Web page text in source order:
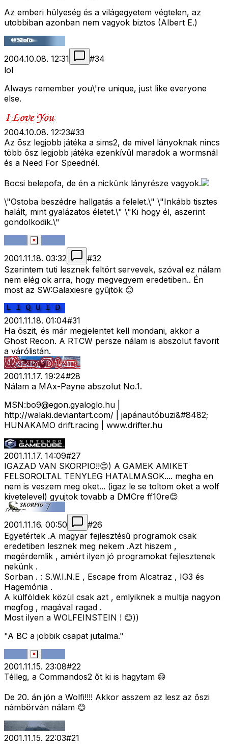
Az emberi hülyeség és a világegyetem végtelen, az
utobbiban azonban nem vagyok biztos (Albert E.)
2004.10.08. 12:31 #34
lol
Always remember you\'re unique, just like everyone
else.
2004.10.08. 12:23#33
Az õsz legjobb játéka a sims2, de mivel lányoknak nincs
több õsz legjobb játéka ezenkívûl maradok a wormsnál
és a Need For Speednél.
Bocsi belepofa, de én a nickünk lányrésze vagyok.
\"Ostoba beszédre hallgatás a felelet.\" \"Inkább tisztes
halált, mint gyalázatos életet.\" \"Ki hogy él, aszerint
gondolkodik.\"
2001.11.18. 03:32 #32
Szerintem tuti lesznek feltört servevek, szóval ez nálam
nem elég ok arra, hogy megvegyem eredetiben.. Én
most az SW:Galaxiesre gyűjtök 😊
2001.11.18. 01:04#31
Ha õszit, és már megjelentet kell mondani, akkor a
Ghost Recon. A RTCW persze nálam is abszolut favorit
a várólistán.
2001.11.17. 19:24#28
Nálam a MAx-Payne abszolut No.1.
MSN:bo9@egon.gyaloglo.hu
http://walaki.deviantart.com/ | japánautóbuzi&#8482;
HUNAKAMO drift.racing | www.drifter.hu
2001.11.17. 14:09#27
IGAZAD VAN SKORPIO!!😊) A GAMEK AMIKET
FELSOROLTAL TENYLEG HATALMASOK.... megha en
nem is veszem meg oket... (igaz le se toltom oket a wolf
kivetelevel) gyujtok tovabb a DMCre ff10re😊
2001.11.16. 00:50 #26
Egyetértek .A magyar fejlesztésű programok csak
eredetiben lesznek meg nekem .Azt hiszem ,
megérdemlik , amiért ilyen jó programokat fejlesztenek
nekünk .
Sorban . : S.W.I.N.E , Escape from Alcatraz , IG3 és
Hagemónia .
A külföldiek közül csak azt , emlyiknek a multija nagyon
megfog , magával ragad .
Most ilyen a WOLFEINSTEIN ! 😊))
"A BC a jobbik csapat jutalma."
2001.11.15. 23:08#22
Télleg, a Commandos2 őt ki is hagytam 😄
De 20. án jön a Wolfi!!!! Akkor asszem az lesz az őszi
námbörván nálam 😊
2001.11.15. 22:03#21